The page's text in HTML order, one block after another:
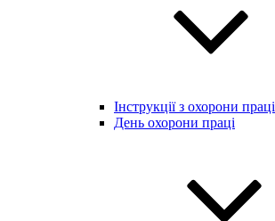
Інструкції з охорони праці
День охорони праці